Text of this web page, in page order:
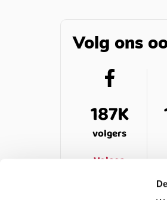
Volg ons
187K
volgers
Volgen